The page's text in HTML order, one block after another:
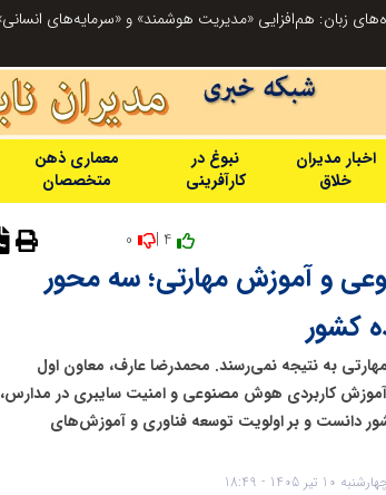
اخبار مدیران
خلاق
نبوغ در
کارآفرینی
معماری ذهن
متخصصان
و آموزش مهارتی؛ سه محور
کشور
به نتیجه نمی‌رسند. محمدرضا عارف، معاون اول
آموزش کاربردی هوش مصنوعی و امنیت سایبری در مدارس،
کشور دانست و بر اولویت توسعه فناوری و آموزش‌های
10 تیر 1405 - 18:49